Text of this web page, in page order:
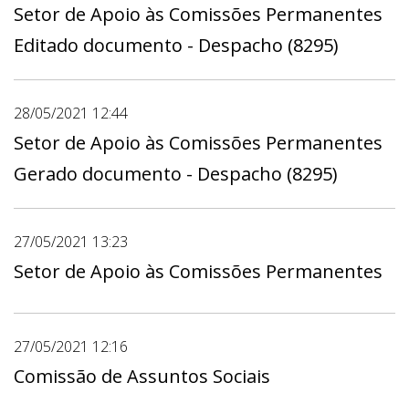
Setor de Apoio às Comissões Permanentes
Editado documento - Despacho (8295)
28/05/2021 12:44
Setor de Apoio às Comissões Permanentes
Gerado documento - Despacho (8295)
27/05/2021 13:23
Setor de Apoio às Comissões Permanentes
27/05/2021 12:16
Comissão de Assuntos Sociais